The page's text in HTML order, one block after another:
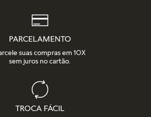
PARCELAMENTO
suas compras em 10X
sem juros no cartão.
TROCA FÁCIL